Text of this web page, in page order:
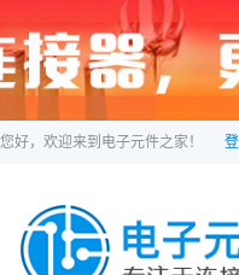
您好，欢迎来到电子元件之家！